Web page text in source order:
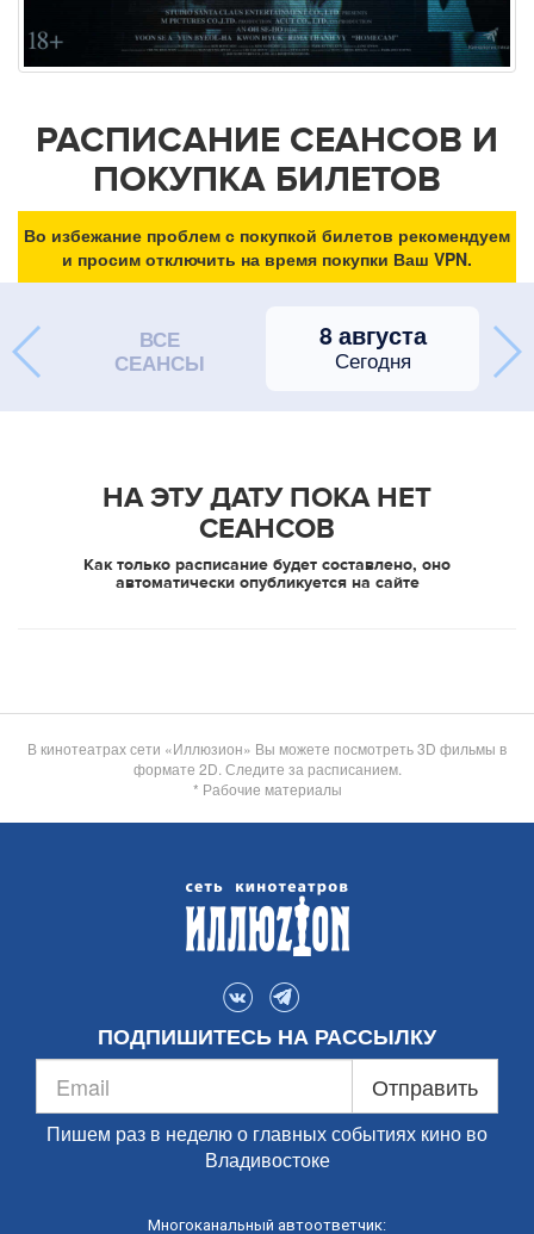
РАСПИСАНИЕ СЕАНСОВ И
ПОКУПКА БИЛЕТОВ
Во избежание проблем с покупкой билетов рекомендуем
и просим отключить на время покупки Ваш VPN.
ВСЕ
СЕАНСЫ
8 августа
Сегодня
НА ЭТУ ДАТУ ПОКА НЕТ
СЕАНСОВ
Как только расписание будет составлено, оно
автоматически опубликуется на сайте
В кинотеатрах сети «Иллюзион» Вы можете посмотреть 3D фильмы в
формате 2D. Следите за расписанием.
* Рабочие материалы
ПОДПИШИТЕСЬ НА РАССЫЛКУ
Отправить
Пишем раз в неделю о главных событиях кино во
Владивостоке
Многоканальный автоответчик: